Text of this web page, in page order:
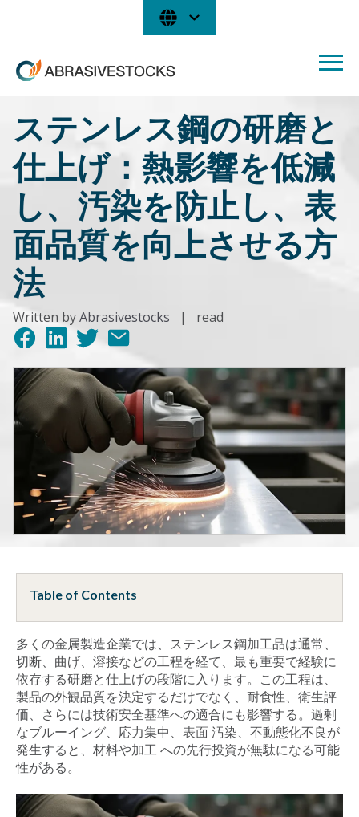
ステンレス鋼の研磨と
仕上げ：熱影響を低減
し、汚染を防止し、表
面品質を向上させる方
法
Written byAbrasivestocks | read
Table of Contents
多くの金属製造企業では、ステンレス鋼加工品は通常、
切断、曲げ、溶接などの工程を経て、最も重要で経験に
依存する研磨と仕上げの段階に入ります。この工程は、
製品の外観品質を決定するだけでなく、耐食性、衛生評
価、さらには技術安全基準への適合にも影響する。過剰
なブルーイング、応力集中、表面 汚染、不動態化不良が
発生すると、材料や加工 への先行投資が無駄になる可能
性がある。